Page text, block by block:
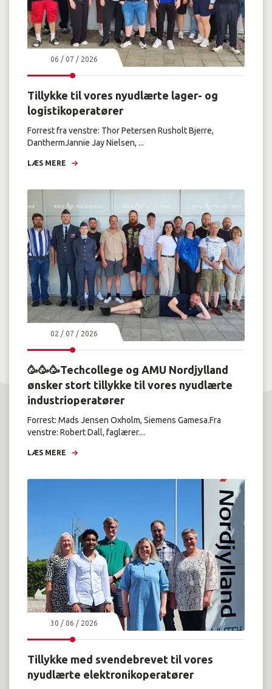
06 / 07 / 2026
Tillykke til vores nyudlærte lager- og
logistikoperatører
Forrest fra venstre: Thor Petersen Rusholt Bjerre,
DanthermJannie Jay Nielsen, ...
LÆS MERE
02 / 07 / 2026
🥳🥳🥳Techcollege og AMU Nordjylland
ønsker stort tillykke til vores nyudlærte
industrioperatører
Forrest: Mads Jensen Oxholm, Siemens Gamesa.Fra
venstre: Robert Dall, faglærer....
LÆS MERE
30 / 06 / 2026
Tillykke med svendebrevet til vores
nyudlærte elektronikoperatører